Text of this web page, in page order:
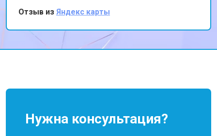
теперь работает безупречно. Спасибо за
отличную работу!
Отзыв из Яндекс карты
Нужна консультация?